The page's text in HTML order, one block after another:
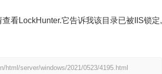
看LockHunter.它告诉我该目录已被IIS锁定,
html/server/windows/2021/0523/4195.html